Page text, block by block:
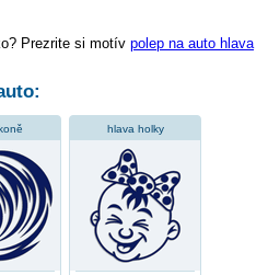
Prezrite si motív polep na auto hlava
hlava holky